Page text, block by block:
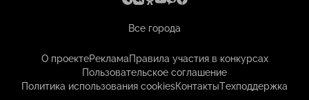
Все города
О проектеРекламаПравила участия в конкурсах
Пользовательское соглашение
Политика использования cookiesКонтактыТехподдержка